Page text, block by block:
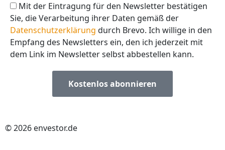
Mit der Eintragung für den Newsletter bestätigen
Sie, die Verarbeitung ihrer Daten gemäß der
Datenschutzerklärung durch Brevo. Ich willige in den
Empfang des Newsletters ein, den ich jederzeit mit
dem Link im Newsletter selbst abbestellen kann.
Kostenlos abonnieren
© 2026 envestor.de